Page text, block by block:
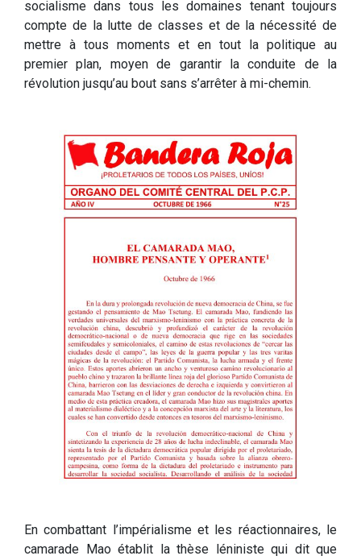
socialisme dans tous les domaines tenant toujours
compte de la lutte de classes et de la nécessité de
mettre à tous moments et en tout la politique au
premier plan, moyen de garantir la conduite de la
révolution jusqu’au bout sans s’arrêter à mi-chemin.
En combattant l’impérialisme et les réactionnaires, le
camarade Mao établit la thèse léniniste qui dit que